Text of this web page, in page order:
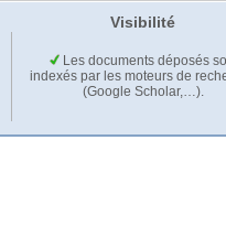
Visibilité
Les documents déposés
indexés par les moteurs de
(Google Scholar,…).